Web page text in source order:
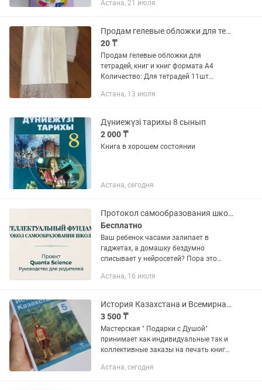
Астана, 21 июля
Продам гелевые обложки для тетрадей, книг и книг формата А4
20 ₸
Продам гелевые обложки для
тетрадей, книг и книг формата А4
Количество: Для тетрадей 11шт
(2345см) 60тг/за 1шт Для больших
Астана, 13 июля
Дүниежүзі тарихы 8 сынып
2 000 ₸
Книга в хорошем состоянии
Астана, сегодня
Протокол самообразования школьника Интеллектуальный фундамент (PDF)
Бесплатно
Ваш ребенок часами залипает в
гаджетах, а домашку бездумно
списывает у нейросетей? Пора это
фундамент» — это не сборник
жесткая,...
Астана, 16 июля
История Казахстана и Всемирная история 5 класс НИШ
3 500 ₸
Мастерская " Подарки с Душой"
принимает как индивидуальные так и
коллективные заказы на печать книг
истории за 5 класс, издательства НИШ,
Астана, сегодня